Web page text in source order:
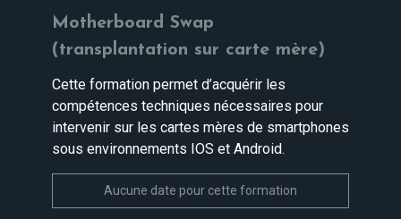
Motherboard Swap
(transplantation sur carte mère)
Cette formation permet d’acquérir les
compétences techniques nécessaires pour
intervenir sur les cartes mères de smartphones
sous environnements IOS et Android.
Aucune date pour cette formation